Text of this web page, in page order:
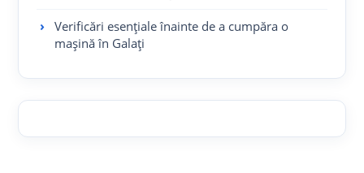
Verificări esențiale înainte de a cumpăra o
mașină în Galați